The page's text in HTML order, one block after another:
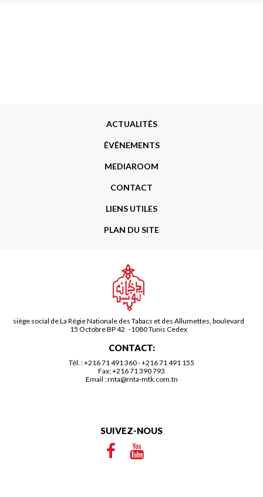
ACTUALITÉS
ÉVÉNEMENTS
MEDIAROOM
CONTACT
LIENS UTILES
PLAN DU SITE
siège social de La Régie Nationale des Tabacs et des Allumettes, boulevard
15 Octobre BP 42 -1080 Tunis Cedex
CONTACT:
Tél. :+216 71 491 360-+216 71 491 155
Fax: +216 71 390 793
Email :rnta@rnta-mtk.com.tn
SUIVEZ-NOUS